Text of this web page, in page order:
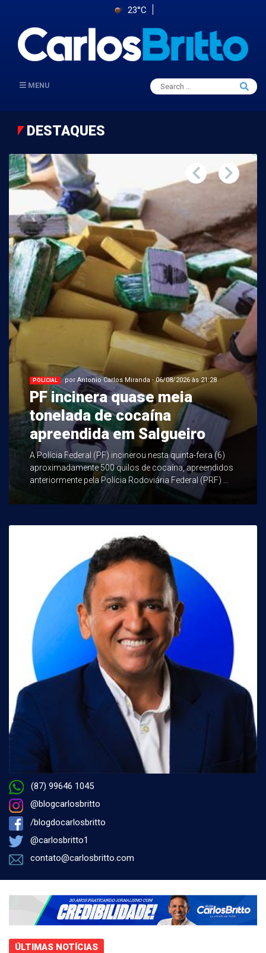
23°C
MENU
Search
for:
Search
DESTAQUES
POLICIAL por Antonio Carlos Miranda - 06/08/2026 às 21:28
PF incinera quase meia
tonelada de cocaína
apreendida em Salgueiro
A Polícia Federal (PF) incinerou nesta quinta-feira (6)
aproximadamente 500 quilos de cocaína, apreendidos
anteriormente pela Polícia Rodoviária Federal (PRF) ...
(87) 99646 1045
@blogcarlosbritto
/blogdocarlosbritto
@carlosbritto1
contato@carlosbritto.com
ÚLTIMAS NOTÍCIAS